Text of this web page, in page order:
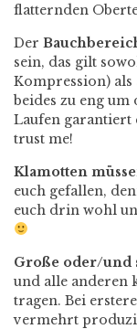
flatternden
Der
sein, das gilt
Kompression)
beides zu eng um
Laufen garantiert
trust me!
Klamotten
euch gefallen,
euch drin wohl
Große oder/und
und alle anderen
tragen. Bei
vermehrt